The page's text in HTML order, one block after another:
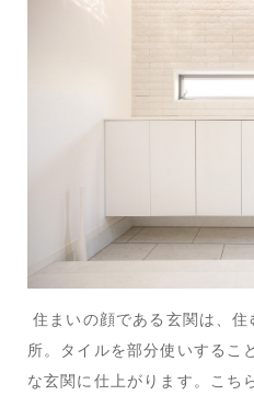
住まいの顔である玄関は、
所。タイルを部分使いするこ
な玄関に仕上がります。こち